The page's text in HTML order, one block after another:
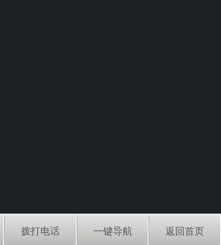
拨打电话 一键导航 返回首页